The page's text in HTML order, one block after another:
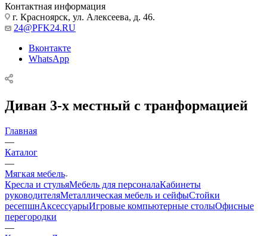
Контактная информация
г. Красноярск, ул. Алексеева, д. 46.
24@PFK24.RU
Вконтакте
WhatsApp
Диван 3-х местный с транформацией
Главная
—
Каталог
—
Мягкая мебель
Кресла и стульяМебель для персоналаКабинеты
руководителяМеталлическая мебель и сейфыСтойки
ресепшнАксессуарыИгровые компьютерные столыОфисные
перегородки
—